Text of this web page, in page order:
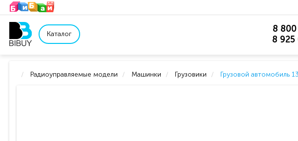
Каталог
8
8
Радиоуправляемые модели Машинки Грузовики Грузовой автомобиль